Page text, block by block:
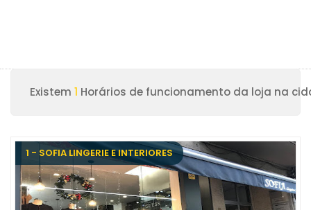
Existem 1 Horários de funcionamento da loja na
1 - SOFIA LINGERIE E INTERIORES